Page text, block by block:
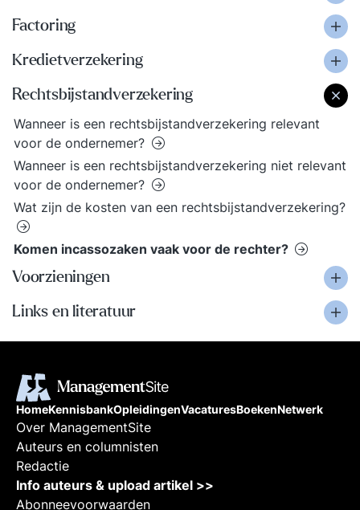
Factoring
Kredietverzekering
Rechtsbijstandverzekering
Wanneer is een rechtsbijstandverzekering relevant
voor de ondernemer?
Wanneer is een rechtsbijstandverzekering niet relevant
voor de ondernemer?
Wat zijn de kosten van een rechtsbijstandverzekering?
Komen incassozaken vaak voor de rechter?
Voorzieningen
Links en literatuur
HomeKennisbankOpleidingenVacaturesBoekenNetwerk
Over ManagementSite
Auteurs en columnisten
Redactie
Info auteurs & upload artikel >>
Abonneevoorwaarden